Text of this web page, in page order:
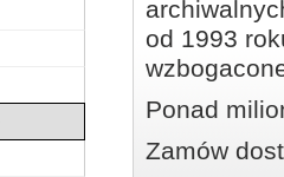
od 1993
Ponad
Zamów